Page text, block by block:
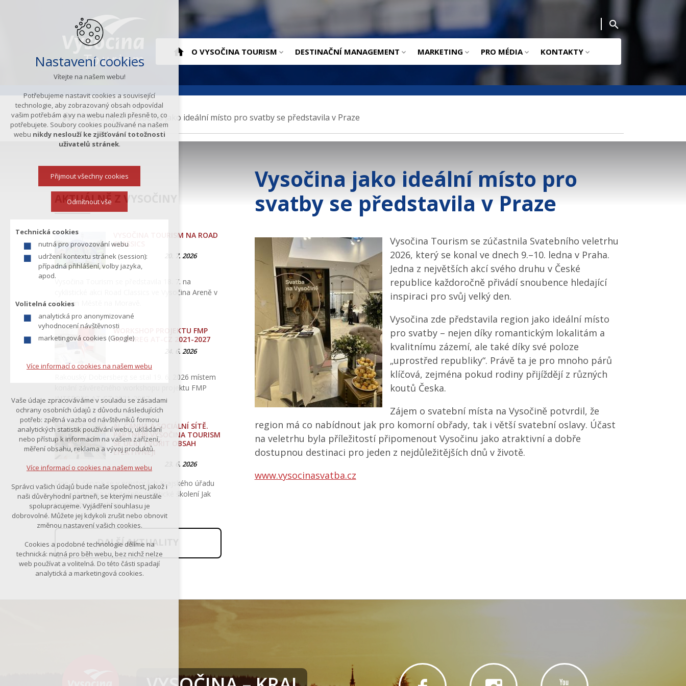
HlavníO VYSOČINA TOURISM DESTINAČNÍ MANAGEMENT MARKETING PRO MÉDIA KONTAKTY
K
d
e
e
n
a
h
á
í
t
Novinky Vysočina jako ideální místo pro svatby se představila v Praze
Vysočina jako ideální místo pro
svatby se představila v Praze
Vysočina Tourism se zúčastnila Svatebního veletrhu
2026, který se konal ve dnech 9.–10. ledna v Praha.
Jedna z největších akcí svého druhu v České
republice každoročně přivádí snoubence hledající
inspiraci pro svůj velký den.
Vysočina zde představila region jako ideální místo
pro svatby – nejen díky romantickým lokalitám a
kvalitnímu zázemí, ale také díky své poloze
„uprostřed republiky“. Právě ta je pro mnoho párů
klíčová, zejména pokud rodiny přijíždějí z různých
koutů Česka.
Zájem o svatební místa na Vysočině potvrdil, že
region má co nabídnout jak pro komorní obřady, tak i větší svatební oslavy. Účast
na veletrhu byla příležitostí připomenout Vysočinu jako atraktivní a dobře
dostupnou destinaci pro jeden z nejdůležitějších dnů v životě.
www.vysocinasvatba.cz
AKTUÁLNĚ Z VYSOČINY
VYSOČINA TOURISM NA ROAD
CLASSICS
20. 7. 2026
Vysočina Tourism se představila 18. 7. na
cyklistické akci Road Classics ve Vysočina Areně v
Novém Městě na Moravě.
WORKSHOP PROJEKTU FMP
INTERREG AT-CZ 2021-2027
24. 6. 2026
Rakouský Dobersberg se stal 19. 6. 2026 místem
konání závěrečného workshopu projektu FMP
INTERREG AT-CZ 2021-2027…
AI, CANVA A SOCIÁLNÍ SÍTĚ.
PARTNEŘI VYSOČINA TOURISM
SE UČILI TVOŘIT OBSAH
EFEKTIVNĚJI
23. 6. 2026
Dne 23. června se v prostorách Krajského úřadu
Kraje Vysočina uskutečnilo praktické školení Jak
tvořit obsah rychleji:…
DALŠÍ AKTUALITY
ÚVOD
Nastavení cookies
Vítejte na našem webu!
Potřebujeme nastavit cookies a související
technologie, aby zobrazovaný obsah odpovídal
vašim potřebám a vy na webu nalezli přesně to, co
potřebujete. Soubory cookies používané na našem
webu nikdy neslouží ke zjišťování totožnosti
uživatelů stránek.
Technická cookies
nutná pro provozování webu
udržení kontextu stránek (session):
případná přihlášení, volby jazyka,
apod.
Volitelná cookies
analytická pro anonymizované
vyhodnocení návštěvnosti
marketingová cookies (Google)
Více informací o cookies na našem webu
Přijmout všechny cookies
Odmítnout vše
Vaše údaje zpracováváme v souladu se zásadami
ochrany osobních údajů z důvodu následujících
potřeb: zpětná vazba od návštěvníků formou
analytických statistik používání webu, ukládání
nebo přístup k informacím na vašem zařízení,
měření obsahu, reklama a vývoj produktů.
Více informací o cookies na našem webu
Správci vašich údajů bude naše společnost, jakož i
naši důvěryhodní partneři, se kterými neustále
spolupracujeme. Vyjádření souhlasu je
dobrovolné. Můžete jej kdykoli zrušit nebo obnovit
změnou nastavení vašich cookies.
Cookies a podobné technologie dělíme na
technická: nutná pro běh webu, bez nichž nelze
web používat a volitelná. Do této části spadají
analytická a marketingová cookies.